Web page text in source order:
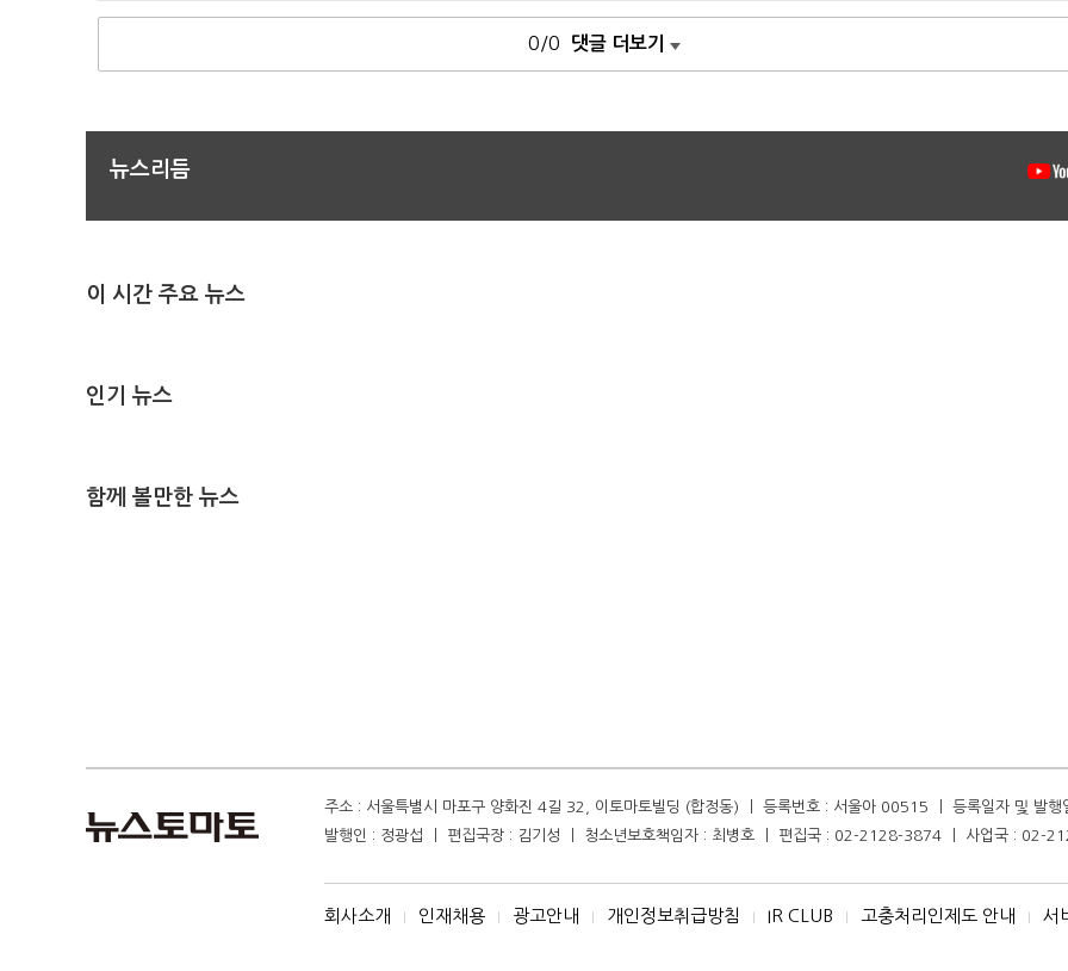
0/0 댓글 더보기
뉴스리듬
이 시간 주요 뉴스
인기 뉴스
함께 볼만한 뉴스
주소 : 서울특별시 마포구 양화진 4길 32, 이토마토빌딩 (합정동) ㅣ 등록번호 : 서울아 00515 ㅣ 등록일자 및 발
발행인 : 정광섭 ㅣ 편집국장 : 김기성 ㅣ 청소년보호책임자 : 최병호 ㅣ 편집국 : 02-2128-3874 ㅣ 사업국 : 02-
회사소개 I 인재채용 I 광고안내 I 개인정보취급방침 I IR CLUB I 고충처리인제도 안내 I 서